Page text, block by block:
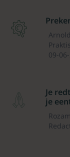
09-
Je
je